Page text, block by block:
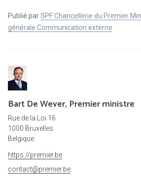
Publié parSPF Chancellerie du Premier
générale Communication externe
Bart De Wever, Premier ministre
Rue de la Loi 16
1000 Bruxelles
Belgique
https://premier.be
contact@premier.be